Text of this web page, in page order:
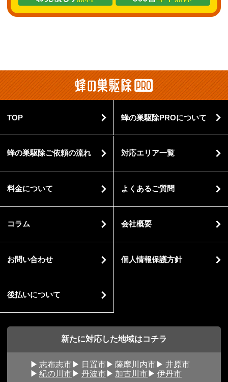
TOP 蜂の巣駆除PROについて
蜂の巣駆除ご依頼の流れ 対応エリア一覧
料金について よくあるご質問
コラム 会社概要
お問い合わせ 個人情報保護方針
後払いについて
新たに対応した地域はコチラ
志布志市 日置市 薩摩川内市
井原市
紀の川市
丹波市 加古川市 伊丹市